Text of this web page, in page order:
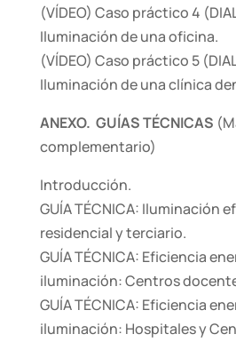
(VÍDEO) Caso práctico 4
Iluminación de una oficina.
(VÍDEO) Caso práctico 5
Iluminación de una clínica
ANEXO. GUÍAS TÉCNICAS
complementario)
Introducción.
GUÍA TÉCNICA: Iluminación
residencial y terciario.
GUÍA TÉCNICA: Eficiencia
iluminación: Centros
GUÍA TÉCNICA: Eficiencia
iluminación: Hospitales y